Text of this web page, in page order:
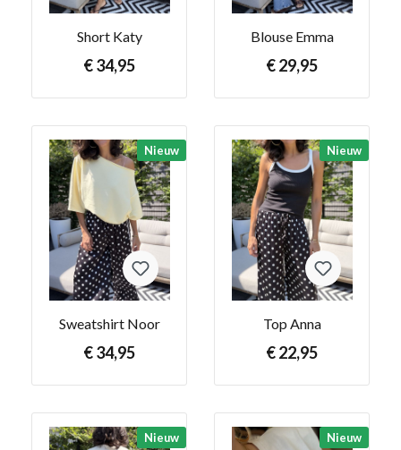
Short Katy
€ 34,95
Blouse Emma
€ 29,95
Nieuw
Sweatshirt Noor
€ 34,95
Nieuw
Top Anna
€ 22,95
Nieuw Nieuw